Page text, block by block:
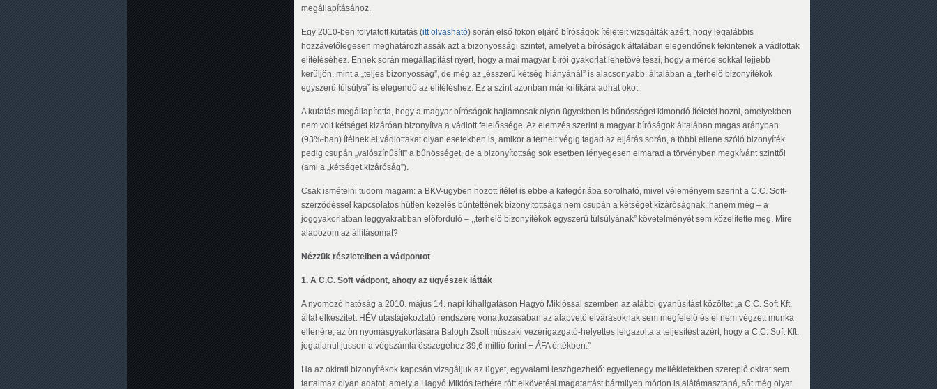
megállapításához.
Egy 2010-ben folytatott kutatás (itt olvasható) során első fokon eljáró bíróságok ítéleteit vizsgálták azért, hogy legalábbis
hozzávetőlegesen meghatározhassák azt a bizonyossági szintet, amelyet a bíróságok általában elegendőnek tekintenek a vádlottak
elítéléséhez. Ennek során megállapítást nyert, hogy a mai magyar bírói gyakorlat lehetővé teszi, hogy a mérce sokkal lejjebb
kerüljön, mint a „teljes bizonyosság”, de még az „ésszerű kétség hiányánál” is alacsonyabb: általában a „terhelő bizonyítékok
egyszerű túlsúlya” is elegendő az elítéléshez. Ez a szint azonban már kritikára adhat okot.
A kutatás megállapította, hogy a magyar bíróságok hajlamosak olyan ügyekben is bűnösséget kimondó ítéletet hozni, amelyekben
nem volt kétséget kizáróan bizonyítva a vádlott felelőssége. Az elemzés szerint a magyar bíróságok általában magas arányban
(93%-ban) ítélnek el vádlottakat olyan esetekben is, amikor a terhelt végig tagad az eljárás során, a többi ellene szóló bizonyíték
pedig csupán „valószínűsíti” a bűnösséget, de a bizonyítottság sok esetben lényegesen elmarad a törvényben megkívánt szinttől
(ami a „kétséget kizáróság”).
Csak ismételni tudom magam: a BKV-ügyben hozott ítélet is ebbe a kategóriába sorolható, mivel véleményem szerint a C.C. Soft-
szerződéssel kapcsolatos hűtlen kezelés bűntettének bizonyítottsága nem csupán a kétséget kizáróságnak, hanem még – a
joggyakorlatban leggyakrabban előforduló – ,,terhelő bizonyítékok egyszerű túlsúlyának” követelményét sem közelítette meg. Mire
alapozom az állításomat?
Nézzük részleteiben a vádpontot
1. A C.C. Soft vádpont, ahogy az ügyészek látták
A nyomozó hatóság a 2010. május 14. napi kihallgatáson Hagyó Miklóssal szemben az alábbi gyanúsítást közölte: „a C.C. Soft Kft.
által elkészített HÉV utastájékoztató rendszere vonatkozásában az alapvető elvárásoknak sem megfelelő és el nem végzett munka
ellenére, az ön nyomásgyakorlására Balogh Zsolt műszaki vezérigazgató-helyettes leigazolta a teljesítést azért, hogy a C.C. Soft Kft.
jogtalanul jusson a végszámla összegéhez 39,6 millió forint + ÁFA értékben.”
Ha az okirati bizonyítékok kapcsán vizsgáljuk az ügyet, egyvalami leszögezhető: egyetlenegy mellékletekben szereplő okirat sem
tartalmaz olyan adatot, amely a Hagyó Miklós terhére rótt elkövetési magatartást bármilyen módon is alátámasztaná, sőt még olyat